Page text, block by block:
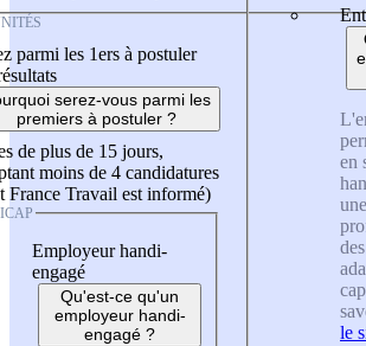
parmi les 1ers à postuler
serez-vous parmi les
premiers à postuler ?
de plus de 15 jours,
moins de 4 candidatures
France Travail est informé)
Employeur handi-
engagé
Qu'est-ce qu'un
employeur handi-
engagé ?
en
le